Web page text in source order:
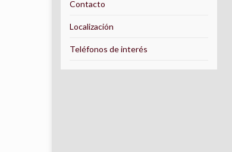
Contacto
Localización
Teléfonos de interés